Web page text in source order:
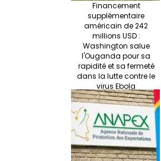
Financement
supplémentaire
américain de 242
millions USD :
Washington salue
l'Ouganda pour sa
rapidité et sa fermeté
dans la lutte contre le
virus Ebola